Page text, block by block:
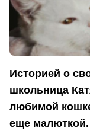
Историей о
школьница
любимой
еще малюткой.